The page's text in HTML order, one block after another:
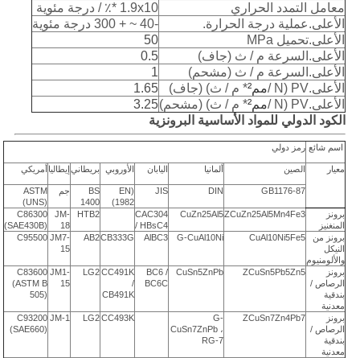
معامل التمدد الحراري
1.9x10 *٪ / درجة مئوية
الأعلى.عملية درجة الحرارة.
-40 ~ + 300 درجة مئوية
الأعلى.تحميل MPa
50
الأعلى.السرعة م / ث (جاف)
0.5
الأعلى.السرعة م / ث (مشحم)
1
الأعلى.PV (N /
مم² * م / ث) (جاف)
1.65
الأعلى.PV (N /
مم² * م / ث) (مشحم)3.25
الكود الدولي للمواد الأساسية البرونزية
اسم شائع رمز دولي
معيار الصين ألمانيا اليابان الأوروبي بريطاني إيطاليا أمريكي
GB1176-87
DIN
JIS
(EN
1982)
BS
1400
جم
ASTM
(UNS)
برونز
المنغنيز
ZCuZn25Al5Mn4Fe3
CuZn25Al5
CAC304
/ HBsC4
HTB2
JM-
18
C86300
(SAE430B)
برونز من
النيكل
والألومنيوم
CuAl10Ni5Fe5
G-CuAl10Ni
AlBC3
CB333G
AB2
JM7-
15
C95500
برونز
الرصاص /
بندقية
معدنية
ZCuSn5Pb5Zn5
CuSn5ZnPb
BC6 /
BC6C
CC491K
/
CB491K
LG2
JM1-
15
C83600
(ASTM B
505)
برونز
الرصاص /
بندقية
معدنية
ZCuSn7Zn4Pb7
G-
CuSn7ZnPb ،
RG-7
CC493K
LG2
JM-1
C93200
(SAE660)